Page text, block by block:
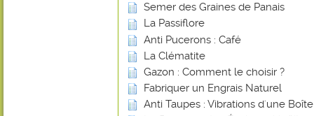
Semer des Graines de Panais
La Passiflore
Anti Pucerons : Café
La Clématite
Gazon : Comment le choisir ?
Fabriquer un Engrais Naturel
Anti Taupes : Vibrations d'une